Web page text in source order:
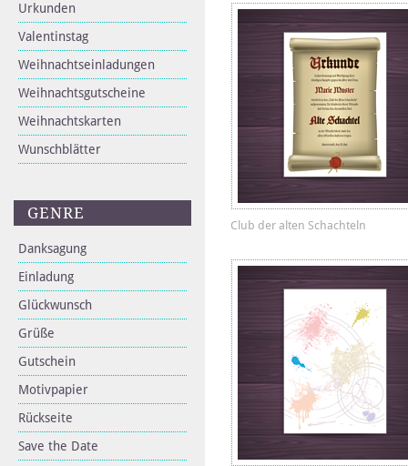
Urkunden
Valentinstag
Weihnachtseinladungen
Weihnachtsgutscheine
Weihnachtskarten
Wunschblätter
GENRE
Danksagung
Einladung
Glückwunsch
Grüße
Gutschein
Motivpapier
Rückseite
Save the Date
Club der alten Schachteln